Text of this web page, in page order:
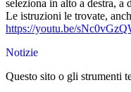
seleziona in alto a destra,
Le istruzioni le trovate,
https://youtu.be/
Notizie
Questo sito o gli strumenti